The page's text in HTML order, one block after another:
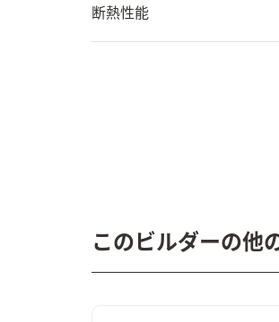
断熱性能
このビルダーの他